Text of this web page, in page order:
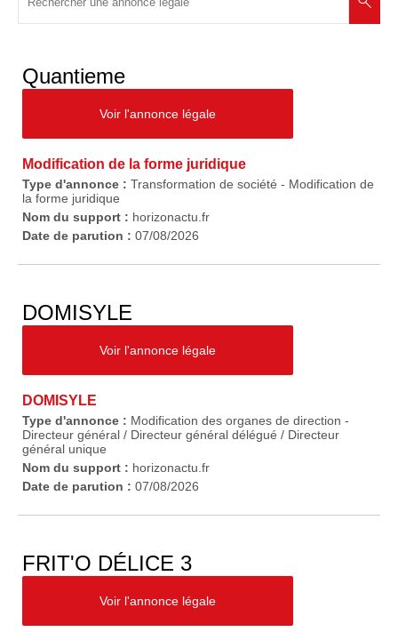
Quantieme
Voir l'annonce légale
Modification de la forme juridique
Type d'annonce : Transformation de société - Modification de
la forme juridique
Nom du support : horizonactu.fr
Date de parution : 07/08/2026
DOMISYLE
Voir l'annonce légale
DOMISYLE
Type d'annonce : Modification des organes de direction -
Directeur général / Directeur général délégué / Directeur
général unique
Nom du support : horizonactu.fr
Date de parution : 07/08/2026
FRIT'O DÉLICE 3
Voir l'annonce légale